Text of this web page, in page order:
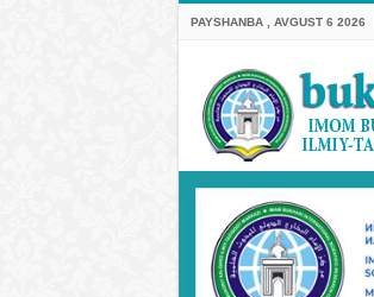
PAYSHANBA , AVGUST 6 2026